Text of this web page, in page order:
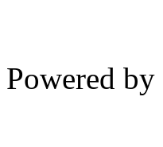
Powered by